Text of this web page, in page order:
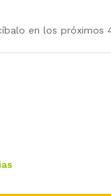
en los próximos